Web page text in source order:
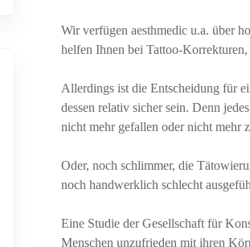
Wir verfügen aesthmedic u.a. über
helfen Ihnen bei Tattoo-
Allerdings ist die Entscheidung für
dessen relativ sicher sein. Denn
nicht mehr gefallen oder nicht mehr
Oder, noch schlimmer, die
noch handwerklich schlecht
Eine Studie der Gesellschaft für
Menschen unzufrieden mit ihren